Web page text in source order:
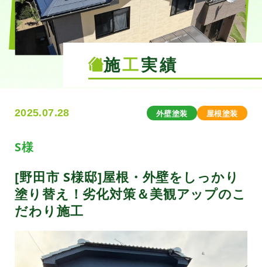
施工実績
2025.07.28 外壁塗装 屋根塗装
S様
[野田市 S様邸]屋根・外壁をしっかり
塗り替え！劣化対策＆美観アップのこ
だわり施工